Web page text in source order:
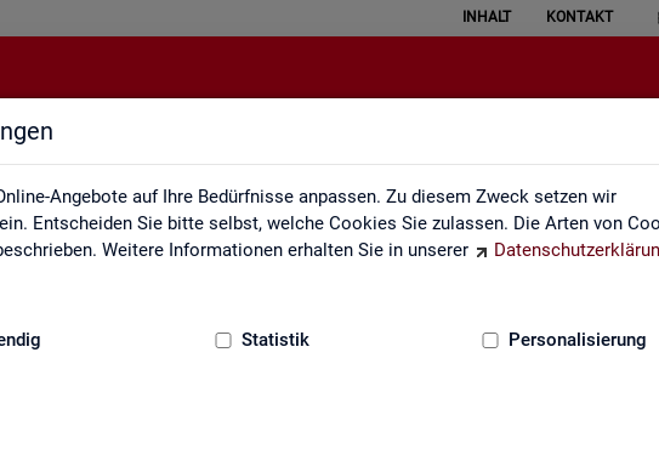
Angebote auf Ihre Bedürfnisse anpassen. Zu diesem Zweck setzen wir
Entscheiden Sie bitte selbst, welche Cookies Sie zulassen. Die Arten von
Weitere Informationen erhalten Sie in unserer
Statistik Personalisierung
INHALT KONTAKT
API